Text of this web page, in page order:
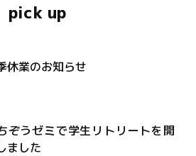
pick up
休業のお知らせ
ぞうゼミで学生リトリートを開
ました